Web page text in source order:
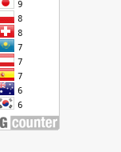
EUROPA